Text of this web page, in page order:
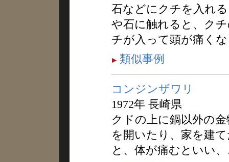
石などにクチを入れ
や石に触れると、ク
チが入って頭が痛く
類似事例
コンジンザワリ
1972年 長崎県
クドの上に鍋以外の
を開いたり、家を建
と、体が痛むといい